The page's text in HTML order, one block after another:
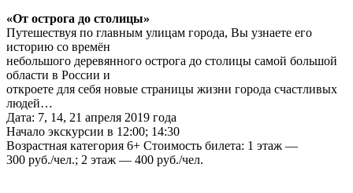
«От острога до столицы»
Путешествуя по главным улицам города, Вы узнаете его
историю со времён
небольшого деревянного острога до столицы самой большой
области в России и
откроете для себя новые страницы жизни города счастливых
людей…
Дата: 7, 14, 21 апреля 2019 года
Начало экскурсии в 12:00; 14:30
Возрастная категория 6+ Стоимость билета: 1 этаж —
300 руб./чел.; 2 этаж — 400 руб./чел.